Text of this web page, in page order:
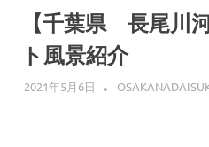
【千葉県 長尾川
ト風景紹介
2021年5月6日